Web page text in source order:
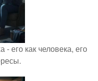
его как человека, его